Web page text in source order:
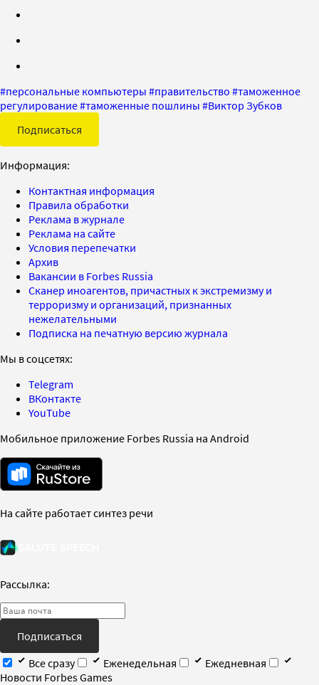
#персональные компьютеры #правительство #таможенное
регулирование#таможенные пошлины #Виктор Зубков
Подписаться
Информация:
Контактная информация
Правила обработки
Реклама в журнале
Реклама на сайте
Условия перепечатки
Архив
Вакансии в Forbes Russia
Сканер иноагентов, причастных к экстремизму и
терроризму и организаций, признанных
нежелательными
Подписка на печатную версию журнала
Мы в соцсетях:
Telegram
ВКонтакте
YouTube
Мобильное приложение Forbes Russia на Android
На сайте работает синтез речи
Рассылка:
Подписаться
Все сразу
Еженедельная
Ежедневная
Новости Forbes Games